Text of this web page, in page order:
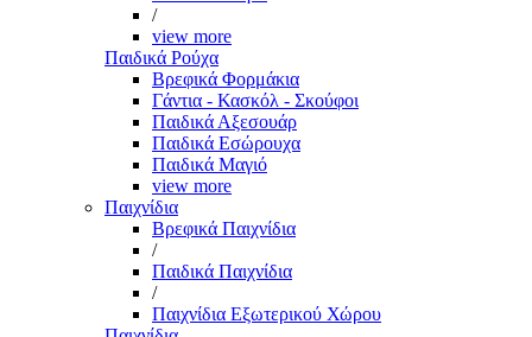
/
view more
Παιδικά Ρούχα
Βρεφικά Φορμάκια
Γάντια - Κασκόλ - Σκούφοι
Παιδικά Αξεσουάρ
Παιδικά Εσώρουχα
Παιδικά Μαγιό
view more
Παιχνίδια
Βρεφικά Παιχνίδια
/
Παιδικά Παιχνίδια
/
Παιχνίδια Εξωτερικού Χώρου